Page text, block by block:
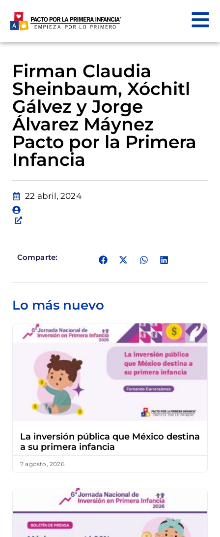
Firman Claudia
Sheinbaum, Xóchitl
Gálvez y Jorge
Álvarez Máynez
Pacto por la Primera
Infancia
22 abril, 2024
Comparte:
Lo más nuevo
La inversión pública que México destina
a su primera infancia
7 agosto, 2026